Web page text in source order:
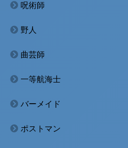
呪術師
野人
曲芸師
一等航海士
バーメイド
ポストマン